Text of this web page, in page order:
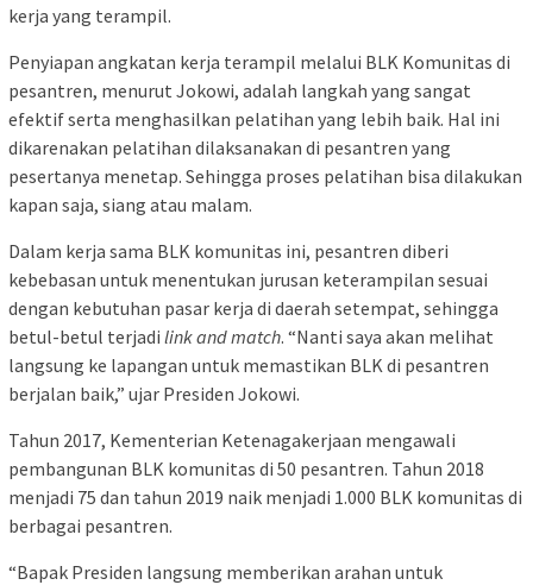
kerja yang terampil.
Penyiapan angkatan kerja terampil melalui BLK Komunitas di
pesantren, menurut Jokowi, adalah langkah yang sangat
efektif serta menghasilkan pelatihan yang lebih baik. Hal ini
dikarenakan pelatihan dilaksanakan di pesantren yang
pesertanya menetap. Sehingga proses pelatihan bisa dilakukan
kapan saja, siang atau malam.
Dalam kerja sama BLK komunitas ini, pesantren diberi
kebebasan untuk menentukan jurusan keterampilan sesuai
dengan kebutuhan pasar kerja di daerah setempat, sehingga
betul-betul terjadi link and match. “Nanti saya akan melihat
langsung ke lapangan untuk memastikan BLK di pesantren
berjalan baik,” ujar Presiden Jokowi.
Tahun 2017, Kementerian Ketenagakerjaan mengawali
pembangunan BLK komunitas di 50 pesantren. Tahun 2018
menjadi 75 dan tahun 2019 naik menjadi 1.000 BLK komunitas di
berbagai pesantren.
“Bapak Presiden langsung memberikan arahan untuk